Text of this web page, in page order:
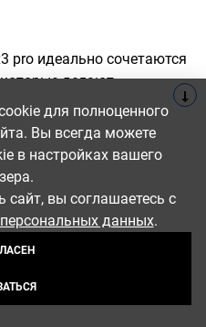
pro идеально сочетаются
которые делают
в использовании и по
иномаркам.
Kaiyi x3 pro
яркий и
в себе
спортивного
уместны, дополняют
файлы cookies,
для вас. Продолжая
на их
для полноценного
Вы всегда можете
в настройках вашего
вы соглашаетесь с
данных.